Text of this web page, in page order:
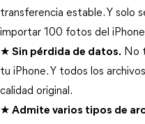
transferencia estable. Y solo
importar 100 fotos del iPhone
★ Sin pérdida de datos. No
tu iPhone. Y todos los
calidad original.
★ Admite varios tipos de